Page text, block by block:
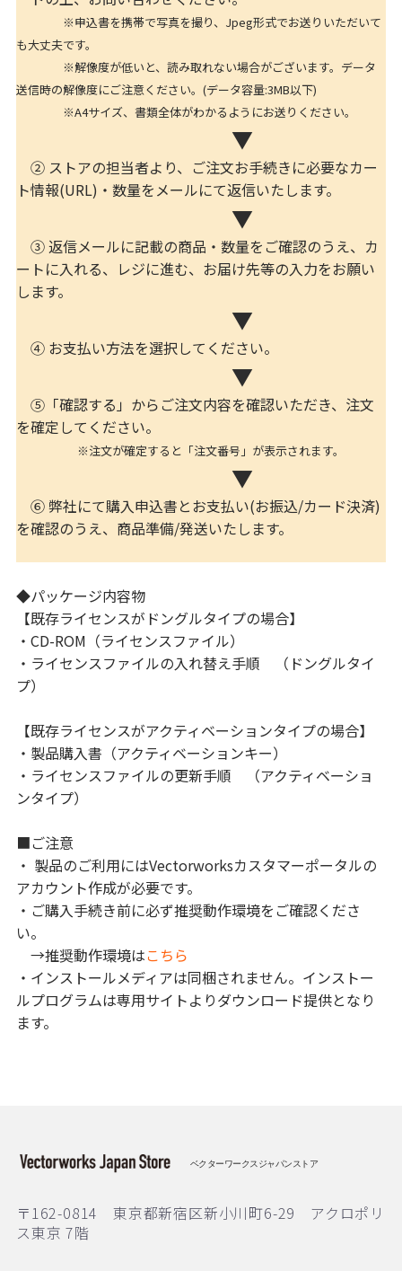
※申込書を携帯で写真を撮り、Jpeg形式でお送りいただいて
も大丈夫です。
※解像度が低いと、読み取れない場合がございます。データ
送信時の解像度にご注意ください。(データ容量:3MB以下)
※A4サイズ、書類全体がわかるようにお送りください。
▼
② ストアの担当者より、ご注文お手続きに必要なカー
ト情報(URL)・数量をメールにて返信いたします。
▼
③ 返信メールに記載の商品・数量をご確認のうえ、カ
ートに入れる、レジに進む、お届け先等の入力をお願い
します。
▼
④ お支払い方法を選択してください。
▼
⑤「確認する」からご注文内容を確認いただき、注文
を確定してください。
※注文が確定すると「注文番号」が表示されます。
▼
⑥ 弊社にて購入申込書とお支払い(お振込/カード決済)
を確認のうえ、商品準備/発送いたします。
◆パッケージ内容物
【既存ライセンスがドングルタイプの場合】
・CD-ROM（ライセンスファイル）
・ライセンスファイルの入れ替え手順 （ドングルタイ
プ）
【既存ライセンスがアクティベーションタイプの場合】
・製品購入書（アクティベーションキー）
・ライセンスファイルの更新手順 （アクティベーショ
ンタイプ）
■ご注意
・ 製品のご利用にはVectorworksカスタマーポータルの
アカウント作成が必要です。
・ご購入手続き前に必ず推奨動作環境をご確認くださ
い。
→推奨動作環境はこちら
・インストールメディアは同梱されません。インストー
ルプログラムは専用サイトよりダウンロード提供となり
ます。
ベクターワークスジャパンストア
〒162-0814 東京都新宿区新小川町6-29 アクロポリ
ス東京 7階